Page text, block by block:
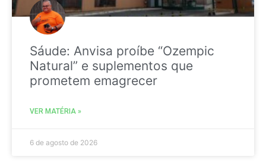
Sáude: Anvisa proíbe “Ozempic
Natural” e suplementos que
prometem emagrecer
VER MATÉRIA »
6 de agosto de 2026